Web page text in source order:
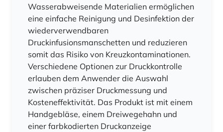
Wasserabweisende Materialien ermöglichen
eine einfache Reinigung und Desinfektion der
wiederverwendbaren
Druckinfusionsmanschetten und reduzieren
somit das Risiko von Kreuzkontaminationen.
Verschiedene Optionen zur Druckkontrolle
erlauben dem Anwender die Auswahl
zwischen präziser Druckmessung und
Kosteneffektivität. Das Produkt ist mit einem
Handgebläse, einem Dreiwegehahn und
einer farbkodierten Druckanzeige